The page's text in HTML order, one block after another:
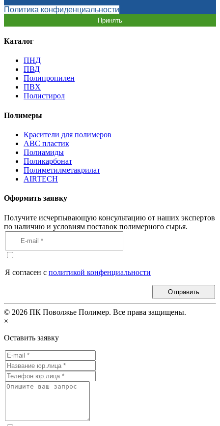
Политика конфиденциальности
Принять
Каталог
ПНД
ПВД
Полипропилен
ПВХ
Полистирол
Полимеры
Красители для полимеров
АВС пластик
Полиамиды
Поликарбонат
Полиметилметакрилат
AIRTECH
Оформить заявку
Получите исчерпывающую консультацию от наших экспертов
по наличию и условиям поставок полимерного сырья.
Я согласен с политикой конфенциальности
Отправить
© 2026 ПК Поволжье Полимер. Все права защищены.
×
Оставить заявку